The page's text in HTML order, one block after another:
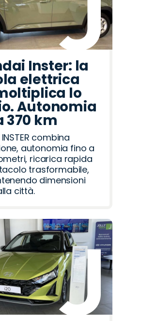
Inster: la
elettrica
lo
Autonomia
370 km
combina
autonomia fino a
ricarica rapida
trasformabile,
dimensioni
città.